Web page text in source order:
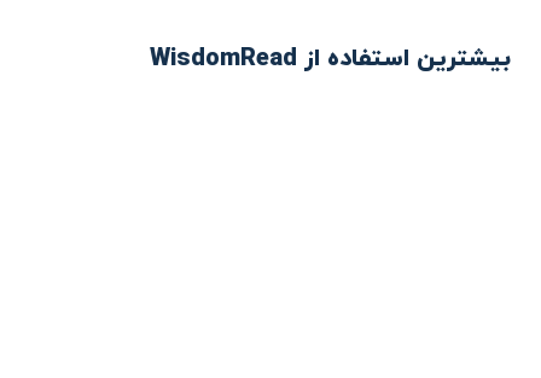
بیشترین استفاده از WisdomRead